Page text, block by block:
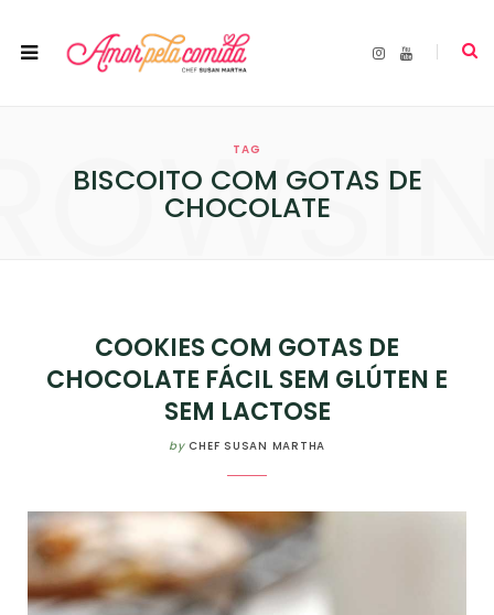
I
Y
TAG
BISCOITO COM GOTAS DE
CHOCOLATE
COOKIES COM GOTAS DE
CHOCOLATE FÁCIL SEM GLÚTEN E
SEM LACTOSE
by CHEF SUSAN MARTHA